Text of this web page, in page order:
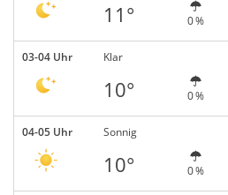
11° 0 %
03-04 Uhr Klar
10° 0 %
04-05 Uhr Sonnig
10° 0 %